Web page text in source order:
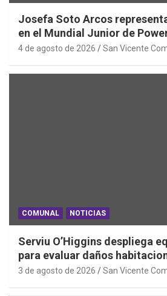
Josefa Soto Arcos
en el Mundial Junior de
2026
4 de agosto de 2026 San Vicente
COMUNAL NOTICIAS
Serviu O’Higgins despliega
para evaluar daños
Sistema Frontal
3 de agosto de 2026 San Vicente